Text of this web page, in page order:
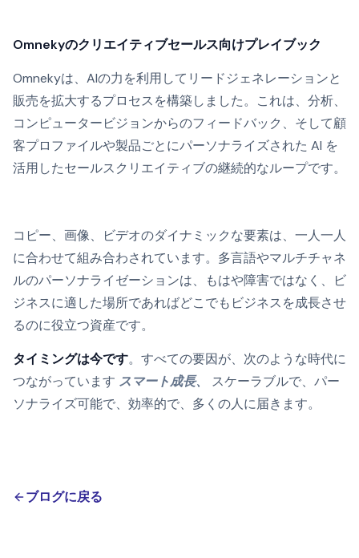
Omnekyのクリエイティブセールス向けプレイブック
Omnekyは、AIの力を利用してリードジェネレーションと
販売を拡大するプロセスを構築しました。これは、分析、
コンピュータービジョンからのフィードバック、そして顧
客プロファイルや製品ごとにパーソナライズされた AI を
活用したセールスクリエイティブの継続的なループです。
コピー、画像、ビデオのダイナミックな要素は、一人一人
に合わせて組み合わされています。多言語やマルチチャネ
ルのパーソナライゼーションは、もはや障害ではなく、ビ
ジネスに適した場所であればどこでもビジネスを成長させ
るのに役立つ資産です。
タイミングは今です。すべての要因が、次のような時代に
つながっています スマート成長、 スケーラブルで、パー
ソナライズ可能で、効率的で、多くの人に届きます。
ブログに戻る